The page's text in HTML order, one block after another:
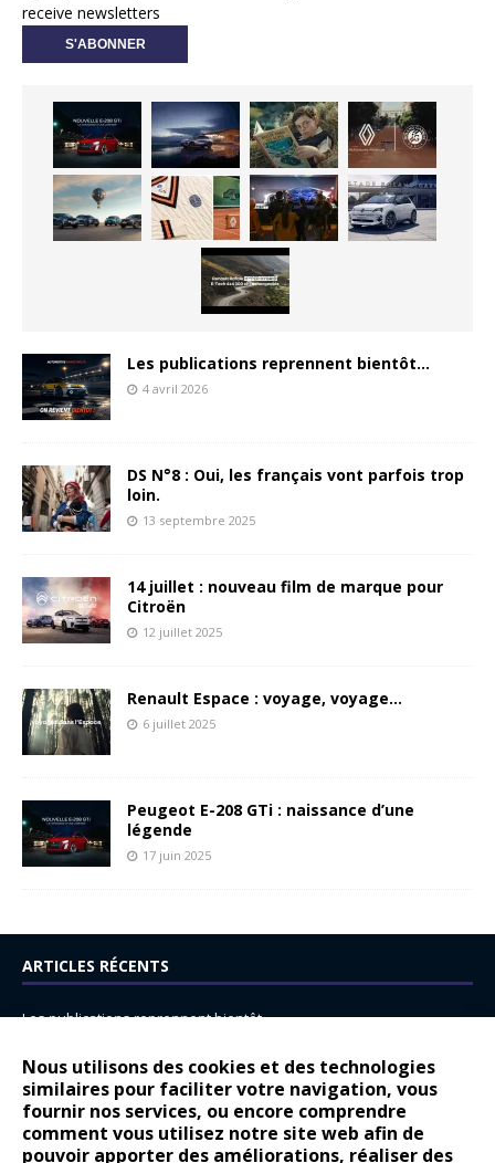
Nous utilisons des cookies et des technologies
similaires pour faciliter votre navigation, vous
fournir nos services, ou encore comprendre
comment vous utilisez notre site web afin de
pouvoir apporter des améliorations, réaliser des
receive newsletters
Les publications reprennent bientôt…
4 avril 2026
DS N°8 : Oui, les français vont parfois trop
loin.
13 septembre 2025
14 juillet : nouveau film de marque pour
Citroën
12 juillet 2025
Renault Espace : voyage, voyage…
6 juillet 2025
Peugeot E-208 GTi : naissance d’une
légende
17 juin 2025
ARTICLES RÉCENTS
Les publications reprennent bientôt…
14 juillet : nouveau film de marque pour Citroën
Renault Espace : voyage, voyage…
Peugeot E-208 GTi : naissance d’une légende